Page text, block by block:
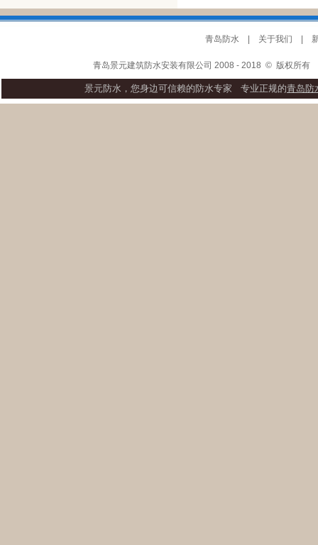
青岛防水| 关于我们
青岛景元建筑防水安装有限公司 2008 - 2018 © 版权所
景元防水，您身边可信赖的防水专家 专业正规的青岛防